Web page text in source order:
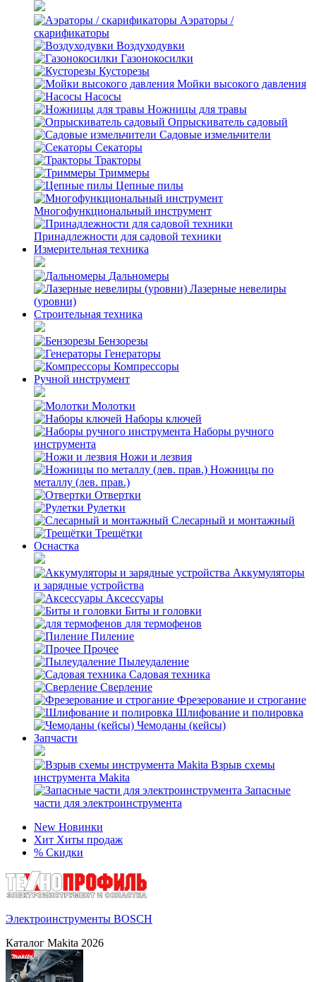
Аэраторы /
скарификаторы
Воздуходувки
Газонокосилки
Кусторезы
Мойки высокого давления
Насосы
Ножницы для травы
Опрыскиватель садовый
Садовые измельчители
Секаторы
Тракторы
Триммеры
Цепные пилы
Многофункциональный инструмент
Принадлежности для садовой техники
Измерительная техника
Дальномеры
Лазерные невелиры
(уровни)
Строительная техника
Бензорезы
Генераторы
Компрессоры
Ручной инструмент
Молотки
Наборы ключей
Наборы ручного
инструмента
Ножи и лезвия
Ножницы по
металлу (лев. прав.)
Отвертки
Рулетки
Слесарный и монтажный
Трещётки
Оснастка
Аккумуляторы
и зарядные устройства
Аксессуары
Биты и головки
для термофенов
Пиление
Прочее
Пылеудаление
Садовая техника
Сверление
Фрезерование и строгание
Шлифование и полировка
Чемоданы (кейсы)
Запчасти
Взрыв схемы
инструмента Makita
Запасные
части для электроинструмента
New Новинки
Хит Хиты продаж
% Скидки
Электроинструменты BOSCH
Каталог Makita 2026